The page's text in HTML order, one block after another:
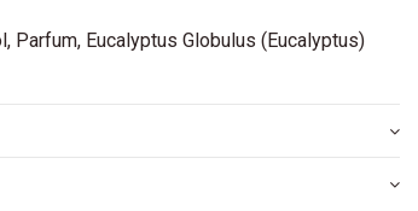
Parfum, Eucalyptus Globulus (Eucalyptus)